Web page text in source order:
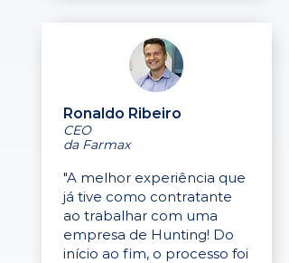
Ronaldo Ribeiro
CEO
da Farmax
"A melhor experiência que
já tive como contratante
ao trabalhar com uma
empresa de Hunting! Do
início ao fim, o processo foi